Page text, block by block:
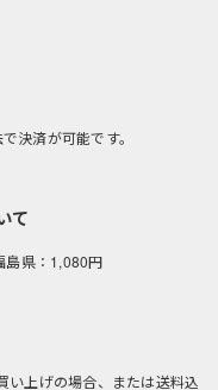
決済が可能です。
て
島県：1,080円
い上げの場合、または送料込